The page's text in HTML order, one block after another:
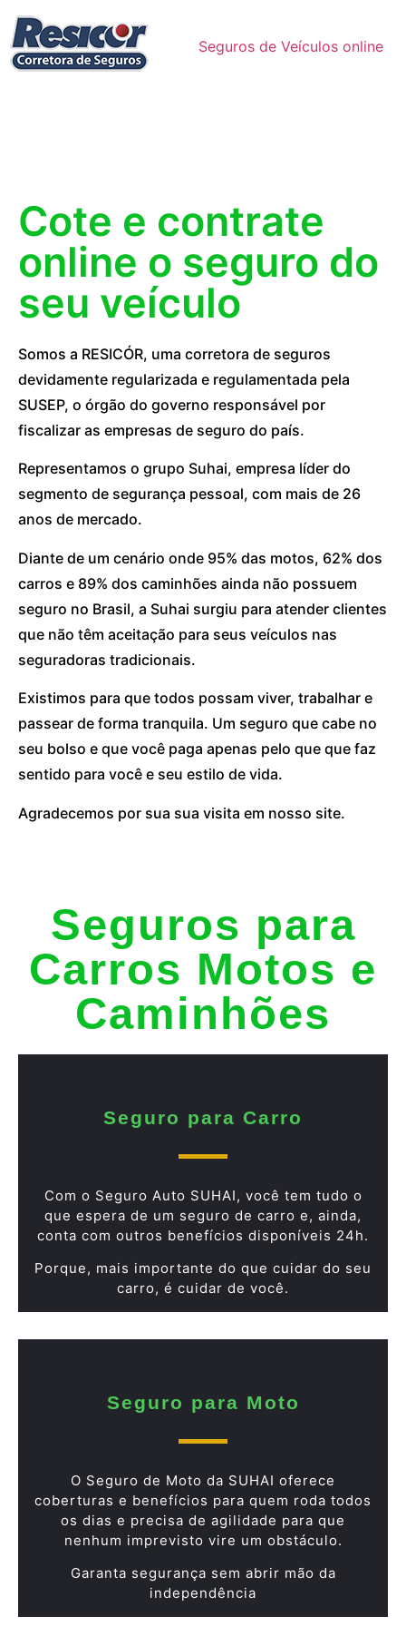
Seguros de Veículos online
Cote e contrate
online o seguro do
seu veículo
Somos a RESICÓR, uma corretora de seguros
devidamente regularizada e regulamentada pela
SUSEP, o órgão do governo responsável por
fiscalizar as empresas de seguro do país.
Representamos o grupo Suhai, empresa líder do
segmento de segurança pessoal, com mais de 26
anos de mercado.
Diante de um cenário onde 95% das motos, 62% dos
carros e 89% dos caminhões ainda não possuem
seguro no Brasil, a Suhai surgiu para atender clientes
que não têm aceitação para seus veículos nas
seguradoras tradicionais.
Existimos para que todos possam viver, trabalhar e
passear de forma tranquila. Um seguro que cabe no
seu bolso e que você paga apenas pelo que que faz
sentido para você e seu estilo de vida.
Agradecemos por sua sua visita em nosso site.
Seguros para
Carros Motos e
Caminhões
Seguro para Carro
Com o Seguro Auto SUHAI, você tem tudo o
que espera de um seguro de carro e, ainda,
conta com outros benefícios disponíveis 24h.
Porque, mais importante do que cuidar do seu
carro, é cuidar de você.
Seguro para Moto
O Seguro de Moto da SUHAI oferece
coberturas e benefícios para quem roda todos
os dias e precisa de agilidade para que
nenhum imprevisto vire um obstáculo.
Garanta segurança sem abrir mão da
independência